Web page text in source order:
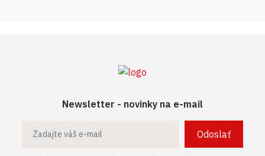
Newsletter - novinky na e-mail
Odoslať